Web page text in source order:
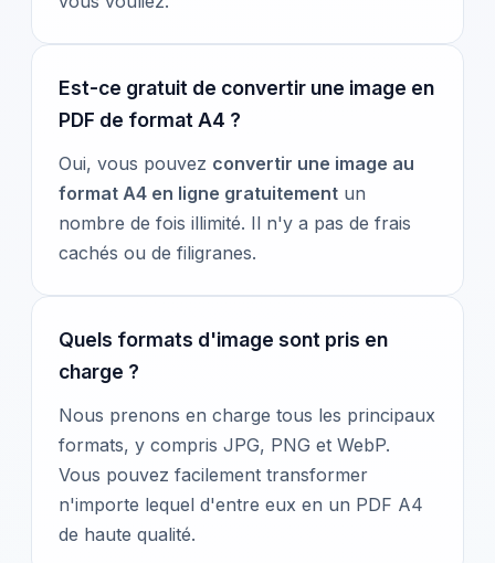
Est-ce gratuit de convertir une image en
PDF de format A4 ?
Oui, vous pouvez convertir une image au
format A4 en ligne gratuitement un
nombre de fois illimité. Il n'y a pas de frais
cachés ou de filigranes.
Quels formats d'image sont pris en
charge ?
Nous prenons en charge tous les principaux
formats, y compris JPG, PNG et WebP.
Vous pouvez facilement transformer
n'importe lequel d'entre eux en un PDF A4
de haute qualité.